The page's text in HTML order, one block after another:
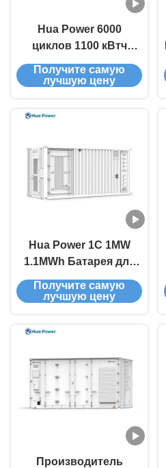
Hua Power 6000
циклов 1100 кВтч
1МВтч 0.5С 1С Опыт
непревзойденной
с контейнерной
Получите самую
лучшую цену
Hua Power 1C 1MW
1.1MWh Батарея для
охлаждения воздухом
Контейнер BESS
решение ESS Система
солнечной энергии
Получите самую
лучшую цену
Производитель